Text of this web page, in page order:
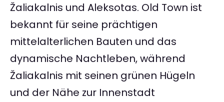
Žaliakalnis und Aleksotas. Old Town ist
bekannt für seine prächtigen
mittelalterlichen Bauten und das
dynamische Nachtleben, während
Žaliakalnis mit seinen grünen Hügeln
und der Nähe zur Innenstadt